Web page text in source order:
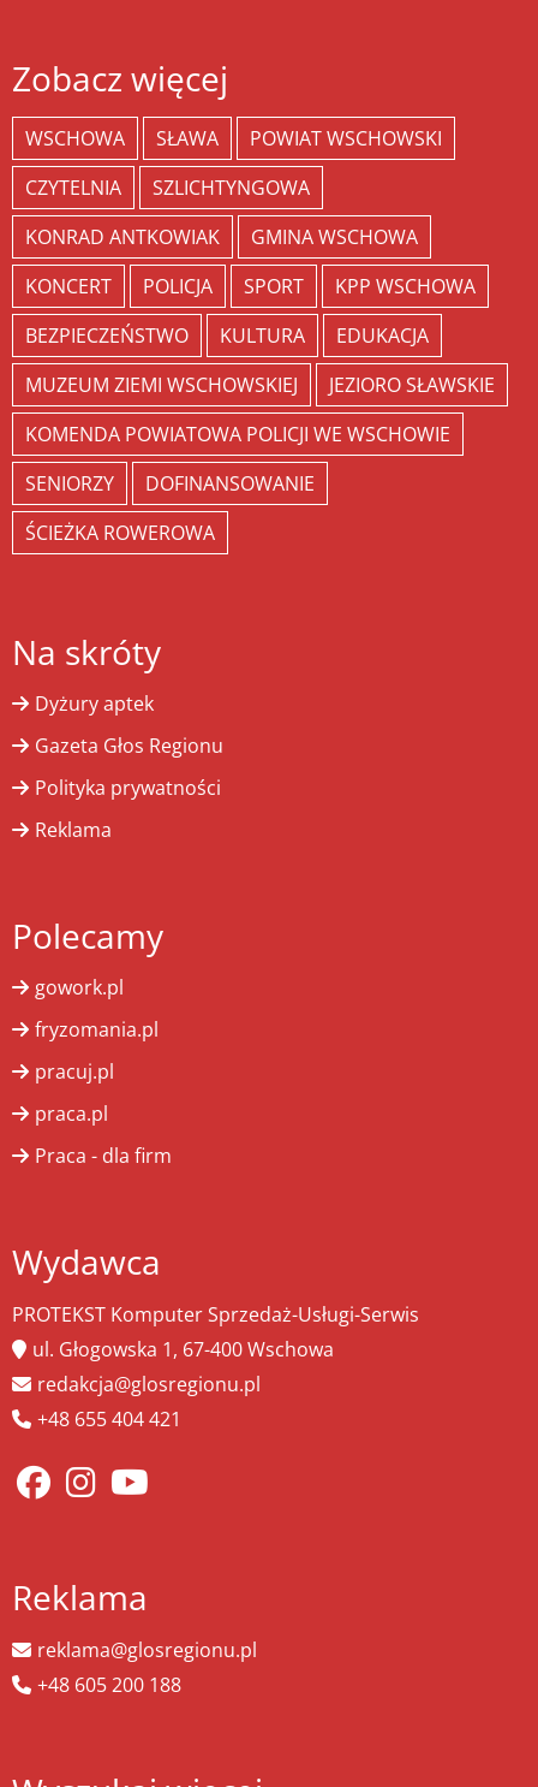
Zobacz więcej
WSCHOWA SŁAWA
POWIAT WSCHOWSKI
CZYTELNIA
SZLICHTYNGOWA
KONRAD ANTKOWIAK
GMINA WSCHOWA
KONCERT
POLICJA SPORT
KPP WSCHOWA
BEZPIECZEŃSTWO
KULTURA
EDUKACJA
MUZEUM ZIEMI WSCHOWSKIEJ
JEZIORO SŁAWSKIE
KOMENDA POWIATOWA POLICJI WE WSCHOWIE
SENIORZY
DOFINANSOWANIE
ŚCIEŻKA ROWEROWA
Na skróty
Dyżury aptek
Gazeta Głos Regionu
Polityka prywatności
Reklama
Polecamy
gowork.pl
fryzomania.pl
pracuj.pl
praca.pl
Praca - dla firm
Wydawca
PROTEKST Komputer Sprzedaż-Usługi-Serwis
ul. Głogowska 1, 67-400 Wschowa
redakcja@glosregionu.pl
+48 655 404 421
Reklama
reklama@glosregionu.pl
+48 605 200 188